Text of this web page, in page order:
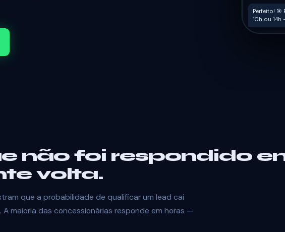
Perfeito! 🎯
10h ou
não foi respondido
volta.
que a probabilidade de qualificar um lead cai
A maioria das concessionárias responde em horas —